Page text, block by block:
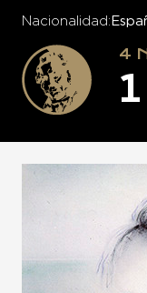
Nacionalidad
4
1